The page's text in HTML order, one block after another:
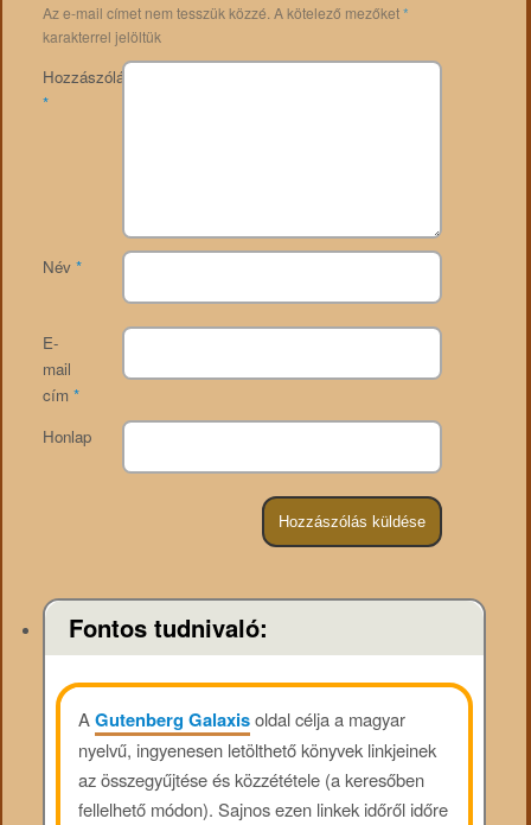
Az e-mail címet nem tesszük közzé. A kötelező mezőket*
karakterrel jelöltük
Hozzászólás
*
Név *
E-
mail
cím *
Honlap
Fontos tudnivaló:
AGutenberg Galaxisoldal célja a magyar
nyelvű, ingyenesen letölthető könyvek linkjeinek
az összegyűjtése és közzététele (a keresőben
fellelhető módon). Sajnos ezen linkek időről időre